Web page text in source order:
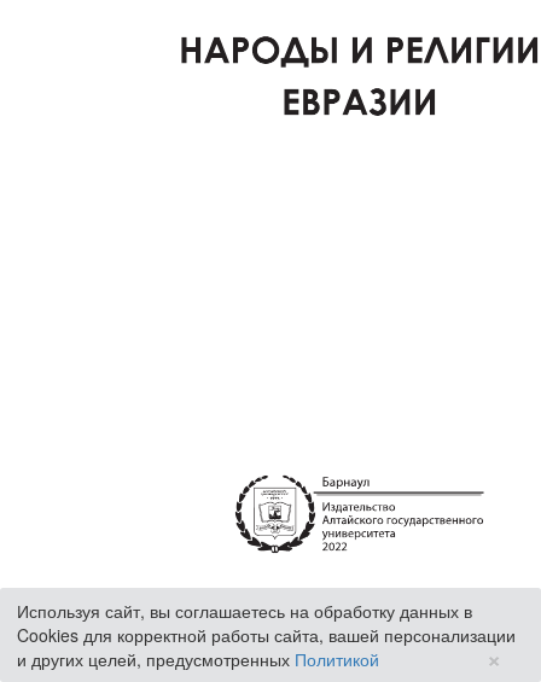
Используя сайт, вы соглашаетесь на обработку данных в
Cookies для корректной работы сайта, вашей персонализации
и других целей, предусмотренных Политикой ×